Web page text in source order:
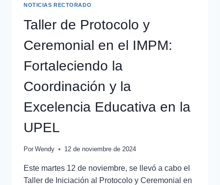
NOTICIAS RECTORADO
Taller de Protocolo y
Ceremonial en el IMPM:
Fortaleciendo la
Coordinación y la
Excelencia Educativa en la
UPEL
Por Wendy 12 de noviembre de 2024
Este martes 12 de noviembre, se llevó a cabo el
Taller de Iniciación al Protocolo y Ceremonial en